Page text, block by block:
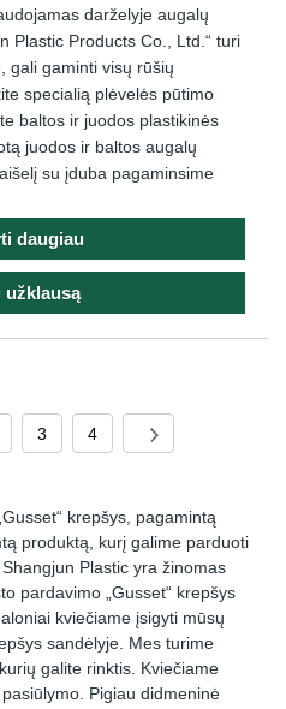
darželyje augalų
Plastic Products Co., Ltd.“ turi
gali gaminti visų rūšių
specialią plėvelės pūtimo
baltos ir juodos plastikinės
juodos ir baltos augalų
su įduba pagaminsime
daugiau
užklausą
3 4
krepšys, pagamintą
produktą, kurį galime parduoti
Plastic yra žinomas
pardavimo „Gusset“ krepšys
kviečiame įsigyti mūsų
sandėlyje. Mes turime
galite rinktis. Kviečiame
Pigiau didmeninė